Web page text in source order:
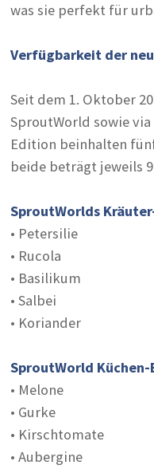
was sie perfekt für
Verfügbarkeit der
Seit dem 1. Oktober
SproutWorld sowie
Edition beinhalten
beide beträgt jeweils
SproutWorlds
• Petersilie
• Rucola
• Basilikum
• Salbei
• Koriander
SproutWorld
• Melone
• Gurke
• Kirschtomate
• Aubergine